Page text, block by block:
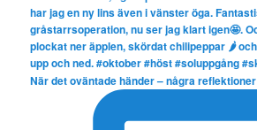
När det oväntade händer – några reflektioner